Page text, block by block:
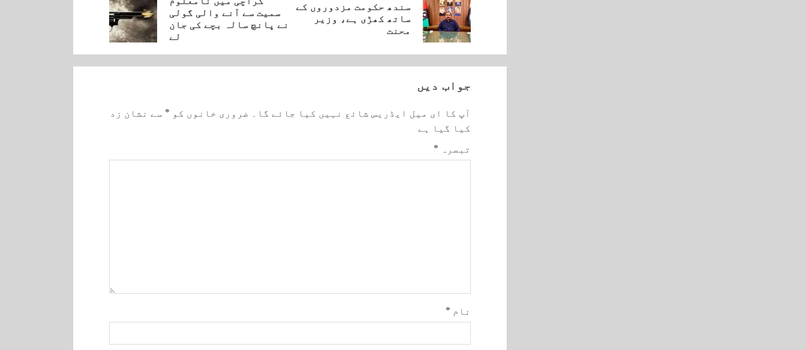
Previous
post:
سندھ حکومت مزدوروں کے
ساتھ کھڑی ہے، وزیر
محنت
Next
post:
سمیت سے آنے والی گولی
نے پانچ سالہ بچے کی جان
لے
جواب دیں
آپ کا ای میل ایڈریس شائع نہیں کیا جائے گا۔ ضروری خانوں کو * سے نشان زد
کیا گیا ہے
تبصرہ *
نام *